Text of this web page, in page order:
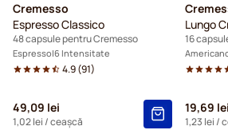
Cremesso
Espresso Classico
48 capsule pentru Cremesso
Espresso 6 Intensitate
4.9(91)
49,09 lei
1,02 lei / ceașcă
Lungo
16
19,69 lei
1,23 lei /